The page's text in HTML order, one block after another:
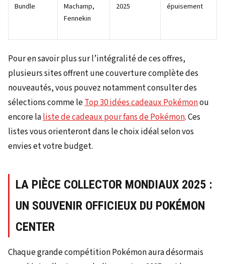
Bundle
Machamp,
Fennekin
2025
épuisement
Pour en savoir plus sur l’intégralité de ces offres,
plusieurs sites offrent une couverture complète des
nouveautés, vous pouvez notamment consulter des
sélections comme leTop 30 idées cadeaux Pokémonou
encore laliste de cadeaux pour fans de Pokémon. Ces
listes vous orienteront dans le choix idéal selon vos
envies et votre budget.
LA PIÈCE COLLECTOR MONDIAUX 2025 :
UN SOUVENIR OFFICIEUX DU POKÉMON
CENTER
Chaque grande compétition Pokémon aura désormais